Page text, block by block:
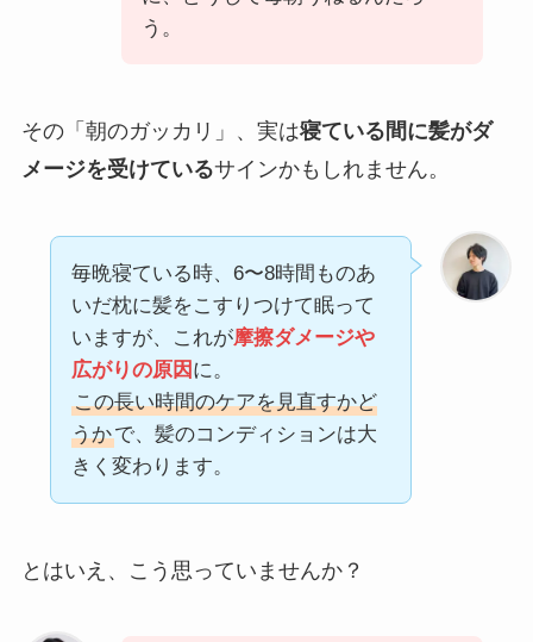
う。
その「朝のガッカリ」、実は寝ている間に髪がダ
メージを受けているサインかもしれません。
毎晩寝ている時、6〜8時間ものあ
いだ枕に髪をこすりつけて眠って
いますが、これが摩擦ダメージや
広がりの原因 に。
この長い時間のケアを見直すかど
うかで、髪のコンディションは大
きく変わります。
とはいえ、こう思っていませんか？